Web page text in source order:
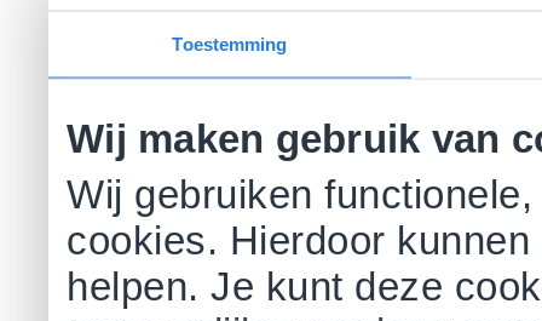
Toestemming
Wij maken gebruik van
Wij gebruiken
cookies. Hierdoor
helpen. Je kunt deze